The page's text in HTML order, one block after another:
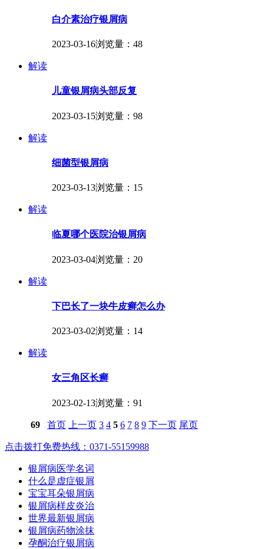
白介素治疗银屑病
2023-03-16浏览量：48
解读
儿童银屑病头部反复
2023-03-15浏览量：98
解读
细菌型银屑病
2023-03-13浏览量：15
解读
临夏哪个医院治银屑病
2023-03-04浏览量：20
解读
下巴长了一块牛皮癣怎么办
2023-03-02浏览量：14
解读
女三角区长癣
2023-02-13浏览量：91
69 首页 上一页 3 4 5 6 7 8 9 下一页 尾页
点击拨打免费热线：0371-55159988
银屑病医学名词
什么是虚症银屑
宝宝耳朵银屑病
银屑病样皮炎治
世界最新银屑病
银屑病药物涂抹
孕酮治疗银屑病